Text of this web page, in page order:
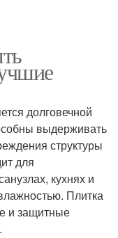
долговечной
выдерживать
структуры
для
кухнях и
Плитка
и защитные